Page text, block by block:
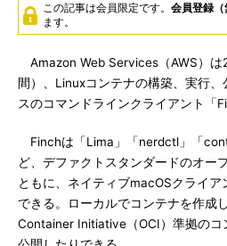
この記事は会員限定です。 会員登録（
ます。
Amazon Web Services（AWS）は
間）、Linuxコンテナの構築、実行
スのコマンドラインクライアント「
Finchは「Lima」「nerdctl」「
ど、デファクトスタンダードのオー
ともに、ネイティブmacOSクライ
できる。ローカルでコンテナを作成
Container Initiative（OCI）準拠のコ